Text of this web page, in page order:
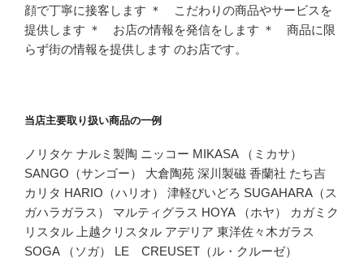
顔で丁寧に接客します ＊ こだわりの商品やサービスを
提供します ＊ お店の情報を発信をします ＊ 商品に限
らず街の情報を提供します のお店です。
当店主要取り扱い商品の一例
ノリタケ ナルミ製陶 ニッコー MIKASA （ミカサ）
SANGO（サンゴー） 大倉陶苑 深川製磁 香蘭社 たち吉
カリタ HARIO（ハリオ） 津軽びいどろ SUGAHARA（ス
ガハラガラス） マルティグラス HOYA （ホヤ） カガミク
リスタル 上越クリスタル アデリア 東洋佐々木ガラス
SOGA （ソガ） LE CREUSET（ル・クルーゼ）